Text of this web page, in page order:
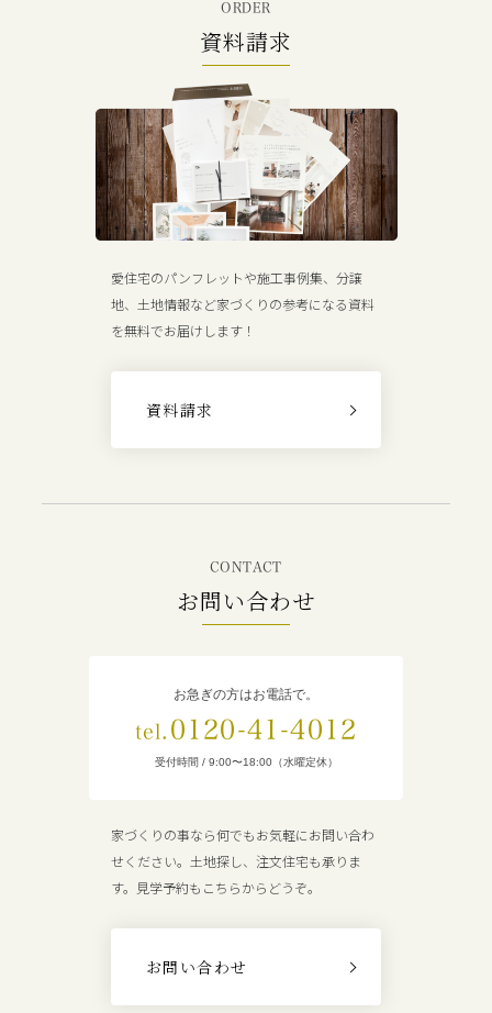
ORDER
資料請求
愛住宅のパンフレットや施工事例集、分譲
地、土地情報など家づくりの参考になる資料
を無料でお届けします！
資料請求
CONTACT
お問い合わせ
お急ぎの方はお電話で。
tel. 0120-41-4012
受付時間 / 9:00〜18:00（水曜定休）
家づくりの事なら何でもお気軽にお問い合わ
せください。土地探し、注文住宅も承りま
す。見学予約もこちらからどうぞ。
お問い合わせ